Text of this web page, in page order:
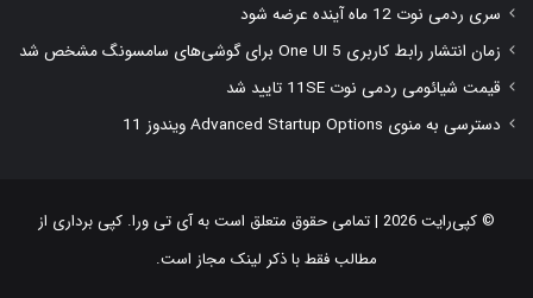
سری ردمی نوت 12 ماه آینده عرضه شود
زمان انتشار رابط کاربری One UI 5 برای گوشی‌های سامسونگ مشخص شد
قیمت شیائومی ردمی نوت 11SE تایید شد
دسترسی به منوی Advanced Startup Options ویندوز 11
© کپی‌رایت 2026 | تمامی حقوق متعلق است به آی تی ورا. کپی برداری از
مطالب فقط با ذکر لینک مجاز است.